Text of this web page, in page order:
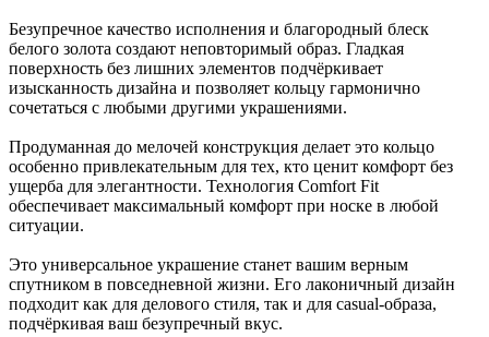
Безупречное качество исполнения и благородный блеск
белого золота создают неповторимый образ. Гладкая
поверхность без лишних элементов подчёркивает
изысканность дизайна и позволяет кольцу гармонично
сочетаться с любыми другими украшениями.
Продуманная до мелочей конструкция делает это кольцо
особенно привлекательным для тех, кто ценит комфорт без
ущерба для элегантности. Технология Comfort Fit
обеспечивает максимальный комфорт при носке в любой
ситуации.
Это универсальное украшение станет вашим верным
спутником в повседневной жизни. Его лаконичный дизайн
подходит как для делового стиля, так и для casual-образа,
подчёркивая ваш безупречный вкус.